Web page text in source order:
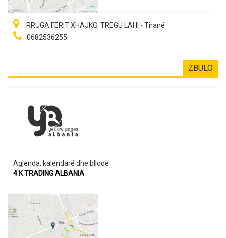
RRUGA FERIT XHAJKO, TREGU LAHI - Tiranë
0682536255
ZBULO
Agjenda, kalendarë dhe blloqe
4 K TRADING ALBANIA